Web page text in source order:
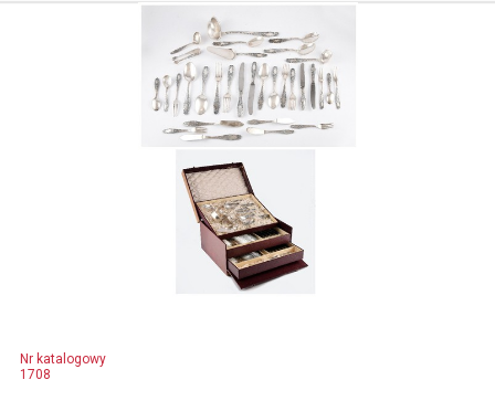
Nr katalogowy
1708